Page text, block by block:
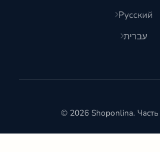
Русский
עברית
© 2026 Shoponlina. Часть